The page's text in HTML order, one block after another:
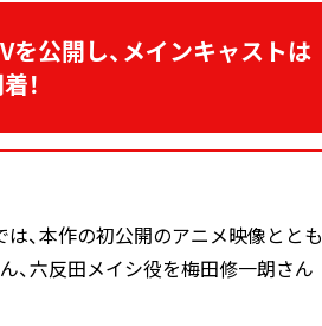
公開し、 メインキャストは
！
は、本作の初公開のアニメ映像ととも
、六反田メイシ役を梅田修一朗さん